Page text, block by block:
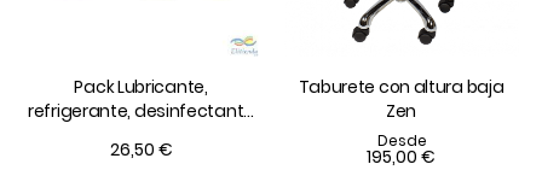
Pack Lubricante,
refrigerante, desinfectante
26,50 €
Taburete con altura baja
Zen
Desde
195,00 €